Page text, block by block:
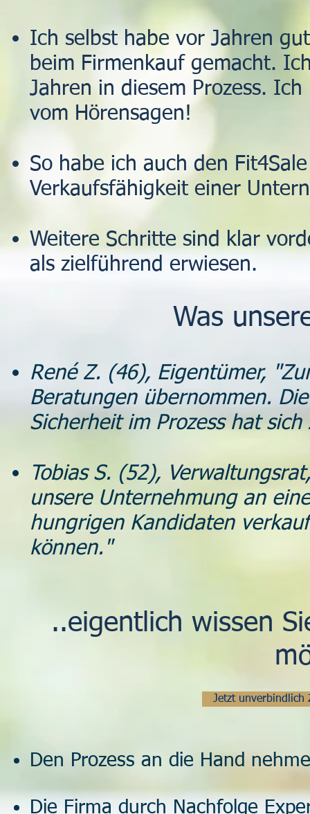
Ich selbst habe vor Jahren
beim Firmenkauf gemacht.
Jahren in diesem Prozess.
vom Hörensagen!
So habe ich auch den
Verkaufsfähigkeit einer
Weitere Schritte sind klar
als zielführend erwiesen.
Was
René Z. (46), Eigentümer,
Beratungen übernommen.
Sicherheit im Prozess hat
Tobias S. (52),
unsere Unternehmung an
hungrigen Kandidaten
können."
..eigentlich wissen
Jetzt unverbindlich
Den Prozess an die Hand
Die Firma durch Nachfolge